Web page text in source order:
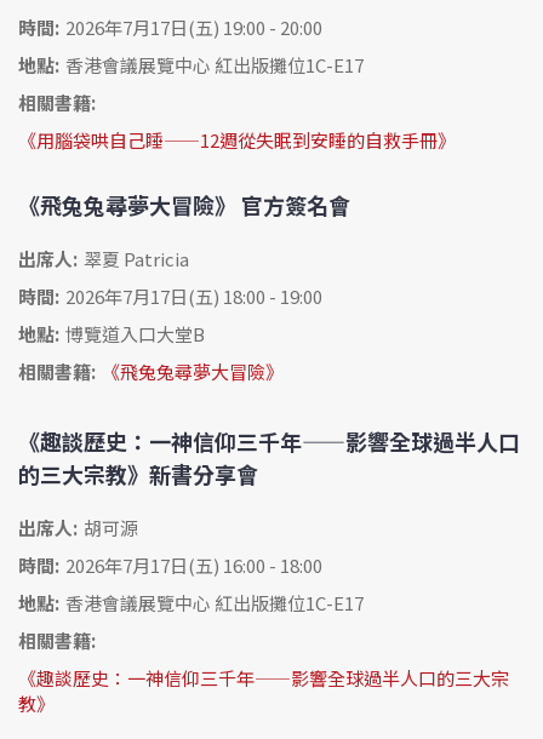
時間: 2026年7月17日(五) 19:00 - 20:00
地點: 香港會議展覽中心 紅出版攤位1C-E17
相關書籍:
《用腦袋哄自己睡——12週從失眠到安睡的自救手冊》
《飛兔兔尋夢大冒險》 官方簽名會
出席人: 翠夏 Patricia
時間: 2026年7月17日(五) 18:00 - 19:00
地點: 博覽道入口大堂B
相關書籍:
《飛兔兔尋夢大冒險》
《趣談歷史：一神信仰三千年——影響全球過半人口
的三大宗教》新書分享會
出席人: 胡可源
時間: 2026年7月17日(五) 16:00 - 18:00
地點: 香港會議展覽中心 紅出版攤位1C-E17
相關書籍:
《趣談歷史：一神信仰三千年——影響全球過半人口的三大宗
教》